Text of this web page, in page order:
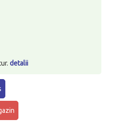
detalii